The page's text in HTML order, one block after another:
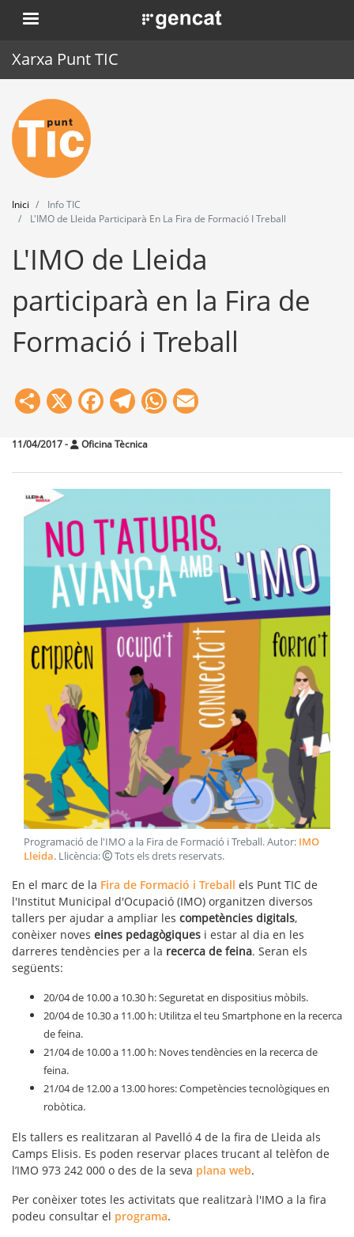
Vés
al
. Obre en una nova finestra.
Xarxa Punt TIC
Inici
Punt TIC
Actualitat
Agenda
Formació
Inici
Info TIC
L'IMO de Lleida Participarà En La Fira de Formació I Treball
L'IMO de Lleida
participarà en la Fira de
Formació i Treball
Share
X Facebook
Telegram
WhatsApp
11/04/2017- Oficina Tècnica
Programació de l'IMO a la Fira de Formació i Treball. Autor: IMO
Lleida. Llicència: Tots els drets reservats.
En el marc de la Fira de Formació i Treball els Punt TIC de
l'Institut Municipal d'Ocupació (IMO) organitzen diversos
tallers per ajudar a ampliar les competències digitals,
conèixer noves eines pedagògiques i estar al dia en les
darreres tendències per a la recerca de feina. Seran els
següents:
20/04 de 10.00 a 10.30 h: Seguretat en dispositius mòbils.
20/04 de 10.30 a 11.00 h: Utilitza el teu Smartphone en la recerca
de feina.
21/04 de 10.00 a 11.00 h: Noves tendències en la recerca de
feina.
21/04 de 12.00 a 13.00 hores: Competències tecnològiques en
robòtica.
Els tallers es realitzaran al Pavelló 4 de la fira de Lleida als
Camps Elisis. Es poden reservar places trucant al telèfon de
l’IMO 973 242 000 o des de la seva plana web.
Per conèixer totes les activitats que realitzarà l'IMO a la fira
podeu consultar el programa.